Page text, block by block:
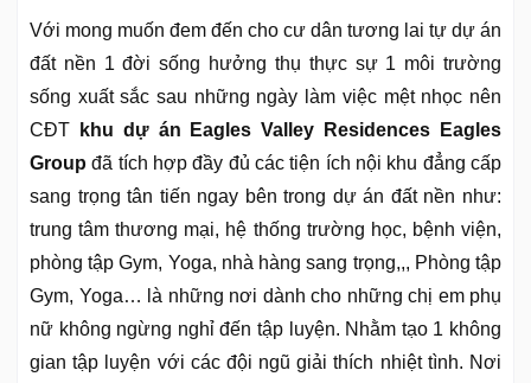
Với mong muốn đem đến cho cư dân tương lai tự dự án
đất nền 1 đời sống hưởng thụ thực sự 1 môi trường
sống xuất sắc sau những ngày làm việc mệt nhọc nên
CĐT
khu dự án Eagles Valley Residences Eagles
Group đã tích hợp đầy đủ các tiện ích nội khu đẳng cấp
sang trọng tân tiến ngay bên trong dự án đất nền như:
trung tâm thương mại, hệ thống trường học, bệnh viện,
phòng tập Gym, Yoga, nhà hàng sang trọng,,, Phòng tập
Gym, Yoga… là những nơi dành cho những chị em phụ
nữ không ngừng nghỉ đến tập luyện. Nhằm tạo 1 không
gian tập luyện với các đội ngũ giải thích nhiệt tình. Nơi